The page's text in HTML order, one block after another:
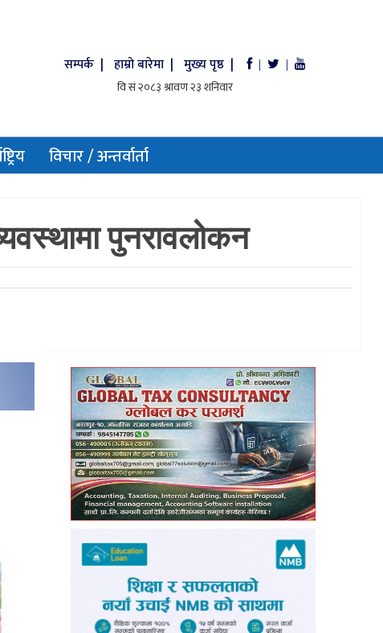
सम्पर्क | हाम्रो बारेमा | मुख्य पृष्ठ | | |
विचार / अन्तर्वार्ता
पुनरावलोकन